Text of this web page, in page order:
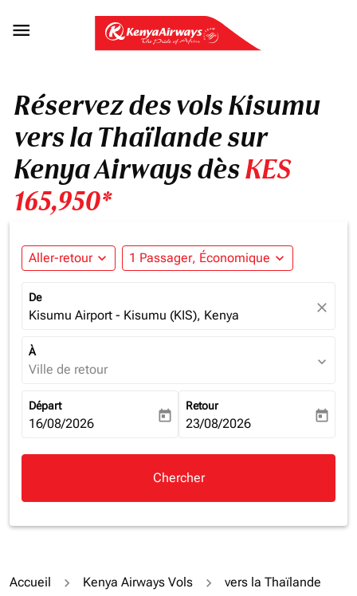

Réservez des vols Kisumu
vers la Thaïlande sur
Kenya Airways dèsKES
165,950*
Aller-retour expand_more 1 Passager, Économique expand_more
De
Kisumu Airport - Kisumu (KIS), Kenya close
À
Ville de retour expand_more
Départ
fc-booking-departure-date-aria-label
16/08/2026 today
Retour
fc-booking-return-date-aria-
23/08/2026 today
Chercher
Accueil Kenya Airways Vols
vers la Thaïlande